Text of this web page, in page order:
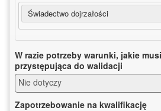
Świadectwo dojrzałości
W razie potrzeby warunki, jakie
przystępująca do walidacji
Nie dotyczy
Zapotrzebowanie na kwalifikację